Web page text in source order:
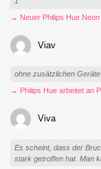
→ Neuer Philips Hue
Viav
ohne zusätzlichen
→ Philips Hue arbeitet an
Viva
Es scheint, dass der
stark getroffen hat. Man